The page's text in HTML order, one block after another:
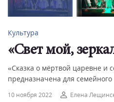
10 ноября 2022 Елена
Культура
«Свет мой,
«Сказка о мёртвой царевне и
предназначена для